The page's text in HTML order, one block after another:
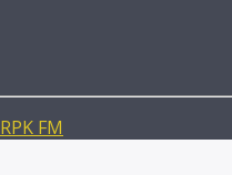
RPK FM